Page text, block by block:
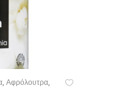
, Αφρόλουτρα,